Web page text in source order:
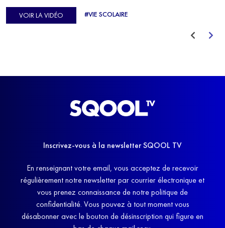
d'Europe de Horse-ball, qui a failli abandonner ses études
avant de trouver un nouvel équilibre.
VOIR LA VIDÉO #VIE SCOLAIRE
Inscrivez-vous à la newsletter SQOOL TV
En renseignant votre email, vous acceptez de recevoir
régulièrement notre newsletter par courrier électronique et
vous prenez connaissance de notre politique de
confidentialité. Vous pouvez à tout moment vous
désabonner avec le bouton de désinscription qui figure en